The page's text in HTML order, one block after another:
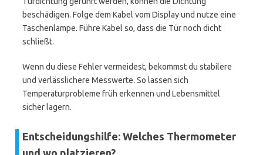
beschädigen. Folge dem Kabel vom Display und nutze eine
Taschenlampe. Führe Kabel so, dass die Tür noch dicht
schließt.
Wenn du diese Fehler vermeidest, bekommst du stabilere
und verlässlichere Messwerte. So lassen sich
Temperaturprobleme früh erkennen und Lebensmittel
sicher lagern.
Entscheidungshilfe: Welches Thermometer
und wo platzieren?